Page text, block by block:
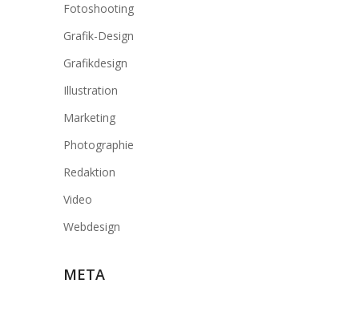
Fotoshooting
Grafik-Design
Grafikdesign
Illustration
Marketing
Photographie
Redaktion
Video
Webdesign
META